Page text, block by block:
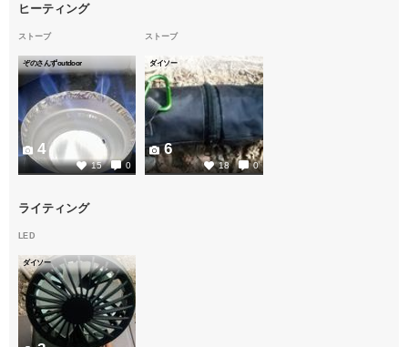
ヒーティング
ストーブ
ぞのさんずoutdoor
15 0
4
ストーブ
ダイソー
18 0
6
ライティング
LED
ダイソー